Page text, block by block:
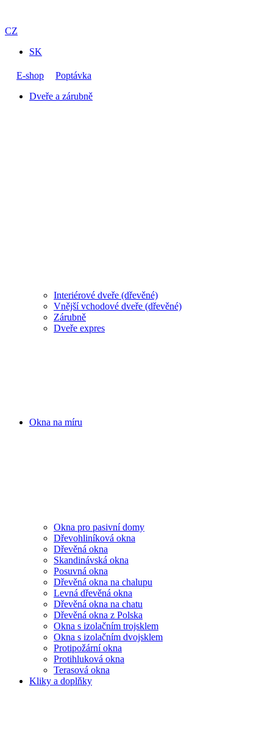
CZ
SK
E-shop
Poptávka
Dveře a zárubně
Interiérové dveře (dřevěné)
Vnější vchodové dveře (dřevěné)
Zárubně
Dveře expres
Okna na míru
Okna pro pasivní domy
Dřevohliníková okna
Dřevěná okna
Skandinávská okna
Posuvná okna
Dřevěná okna na chalupu
Levná dřevěná okna
Dřevěná okna na chatu
Dřevěná okna z Polska
Okna s izolačním trojsklem
Okna s izolačním dvojsklem
Protipožární okna
Protihluková okna
Terasová okna
Kliky a doplňky